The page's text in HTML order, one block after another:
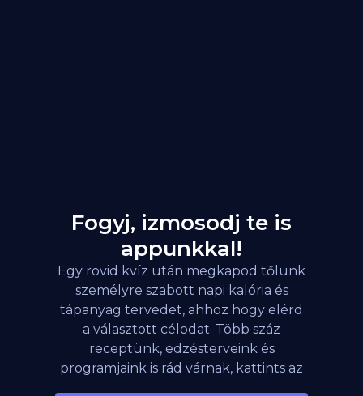
Fogyj, izmosodj te is
appunkkal!
Egy rövid kvíz után megkapod tőlünk
személyre szabott napi kalória és
tápanyag tervedet, ahhoz hogy elérd
a választott célodat. Több száz
receptünk, edzésterveink és
programjaink is rád várnak, kattints az